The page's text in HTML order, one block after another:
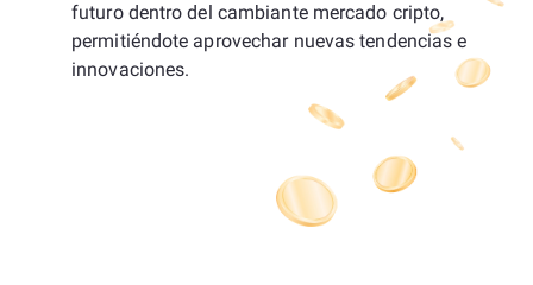
futuro dentro del cambiante mercado cripto,
permitiéndote aprovechar nuevas tendencias e
innovaciones.